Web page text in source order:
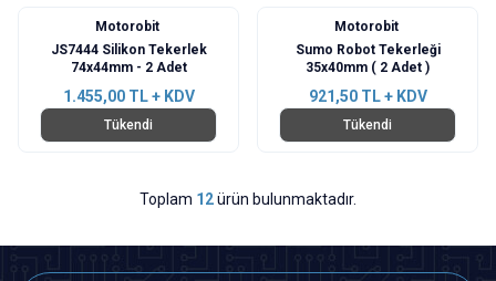
Motorobit
JS7444 Silikon Tekerlek
74x44mm - 2 Adet
1.455,00TL + KDV
Tükendi
Motorobit
Sumo Robot Tekerleği
35x40mm ( 2 Adet )
921,50TL + KDV
Tükendi
Toplam 12ürün bulunmaktadır.